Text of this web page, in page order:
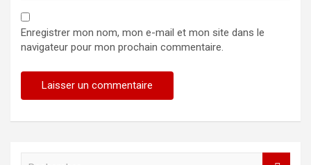
Enregistrer mon nom, mon e-mail et mon site dans le
navigateur pour mon prochain commentaire.